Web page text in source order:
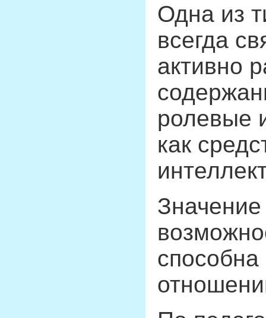
Одна из
всегда
активно
ролевые
как